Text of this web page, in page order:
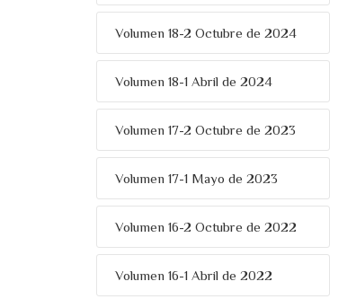
Volumen 18-2 Octubre de 2024
Volumen 18-1 Abril de 2024
Volumen 17-2 Octubre de 2023
Volumen 17-1 Mayo de 2023
Volumen 16-2 Octubre de 2022
Volumen 16-1 Abril de 2022